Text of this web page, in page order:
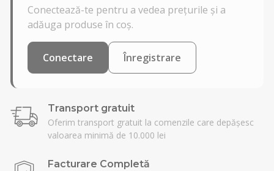
Conectează-te pentru a vedea prețurile și a
adăuga produse în coș.
Conectare Înregistrare
Transport gratuit
Oferim transport gratuit la comenzile care depășesc
valoarea minimă de 10.000 lei
Facturare Completă